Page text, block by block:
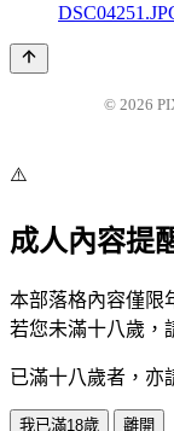
© 2026
⚠️
成人內容提
本部落格內容僅限
若您未滿十八歲，
已滿十八歲者，亦
我已滿18歲 離開